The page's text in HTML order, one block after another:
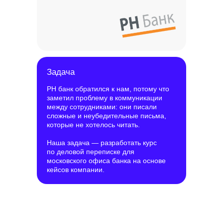
РН банк обратился к нам, потому что
заметил проблему в коммуникации
между сотрудниками: они писали
сложные и неубедительные письма,
которые не хотелось читать.
Наша задача — разработать курс
по деловой переписке для
московского офиса банка на основе
кейсов компании.
Задача
Решение